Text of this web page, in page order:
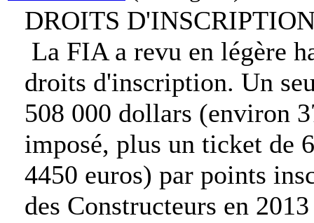
DROITS
La FIA a revu en légère
droits d'inscription. Un
508 000 dollars (environ
imposé, plus un ticket de
4450 euros) par points
des Constructeurs en